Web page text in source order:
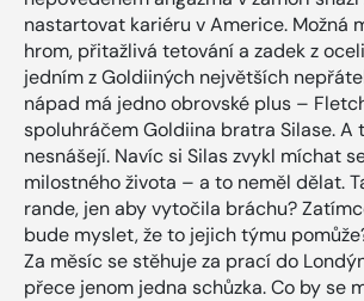
nastartovat kariéru v Americe. Možná
hrom, přitažlivá tetování a zadek z
jedním z Goldiiných největších
nápad má jedno obrovské plus –
spoluhráčem Goldiina bratra Silase. A
nesnášejí. Navíc si Silas zvykl míchat
milostného života – a to neměl dělat.
rande, jen aby vytočila bráchu?
bude myslet, že to jejich týmu
Za měsíc se stěhuje za prací do
přece jenom jedna schůzka. Co by se